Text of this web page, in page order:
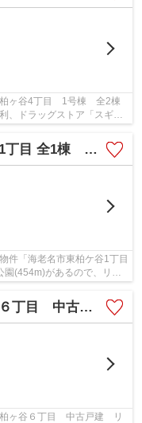
柏ヶ谷4丁目 1号棟 全2棟
、ドラッグストア「スギ薬
建【仲介手数料無料】
件「海老名市東柏ケ谷1丁目
(454m)があるので、リフ
ョン住宅【仲介手数料無料】
柏ヶ谷６丁目 中古戸建 リ